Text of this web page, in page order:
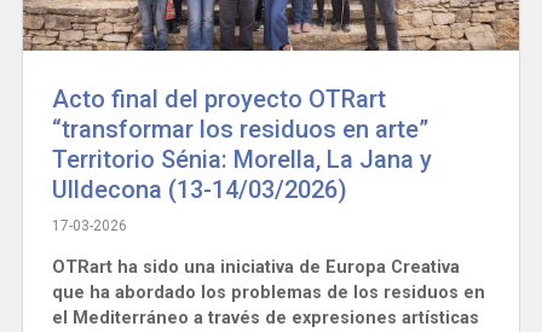
Acto final del proyecto OTRart
“transformar los residuos en arte”
Territorio Sénia: Morella, La Jana y
Ulldecona (13-14/03/2026)
17-03-2026
OTRart ha sido una iniciativa de Europa Creativa
que ha abordado los problemas de los residuos en
el Mediterráneo a través de expresiones artísticas